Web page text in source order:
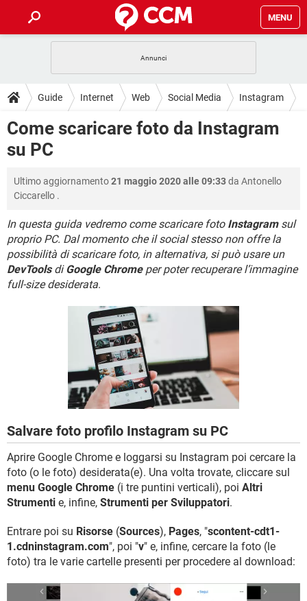
MENU
INTRATTENIMENTO ANDROID
iOS WINDOWS 10
INSTAGRAM
HARDWARE
GUIDE
COVID-19
INTRATTENIMENTO ANDROID
INSTAGRAM WHATSAPP
HARDWARE
DOWNLOAD
COVID-19
iOS
INSTAGRAM WHATSAPP
TIKTOK FACEBOOK
HARDWARE
FORUM
COVID-19 GAMING
iOS WINDOWS 10
INSTAGRAM WHATSAPP
TIKTOK FACEBOOK
GLOSSARIO
COVID-19 GAMING
INTRATTENIMENTO ANDROID
iOS WINDOWS 10
INSTAGRAM
FACEBOOK
Guide Internet Web Social Media Instagram
Come scaricare foto da Instagram
su PC
Ultimo aggiornamento21 maggio 2020 alle 09:33da Antonello
Ciccarello .
In questa guida vedremo come scaricare foto Instagramsul
proprio PC. Dal momento che il social stesso non offre la
possibilità di scaricare foto, in alternativa, si può usare un
DevToolsdiGoogle Chromeper poter recuperare l’immagine
full-size desiderata.
Salvare foto profilo Instagram su PC
Aprire Google Chrome e loggarsi su Instagram poi cercare la
foto (o le foto) desiderata(e). Una volta trovate, cliccare sul
menu Google Chrome (i tre puntini verticali), poi Altri
Strumenti e, infine, Strumenti per Sviluppatori.
Entrare poi su Risorse (Sources), Pages, "scontent-cdt1-
1.cdninstagram.com", poi "v" e, infine, cercare la foto (le
foto) tra le varie cartelle presenti per procedere al download: